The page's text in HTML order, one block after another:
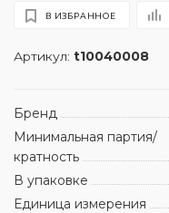
Артикул: t10040008
В ИЗБРАННОЕ
Бренд
Минимальная партия/
кратность
В упаковке
Единица измерения